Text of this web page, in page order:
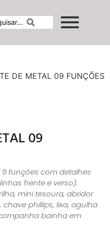
DE METAL 09 FUNÇÕES
09
funções com detalhes
frente e verso).
mini tesoura, abridor
phillips, lixa, agulha
bainha em